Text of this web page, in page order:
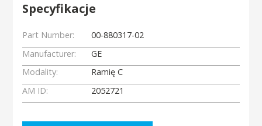
Specyfikacje
Part Number:
00-880317-02
Manufacturer:
GE
Modality:
Ramię C
AM ID:
2052721